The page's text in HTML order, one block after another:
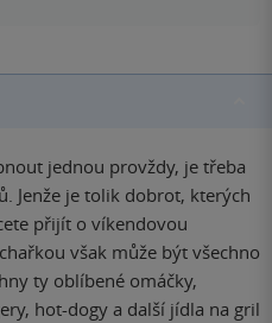
jednou provždy, je třeba
Jenže je tolik dobrot, kterých
přijít o víkendovou
však může být všechno
ty oblíbené omáčky,
hot-dogy a další jídla na gril